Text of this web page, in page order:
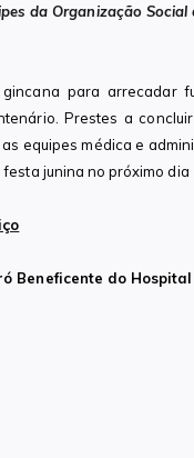
da Organização
gincana para arrecadar
Prestes a
as equipes médica e
festa junina no próximo dia
Beneficente do